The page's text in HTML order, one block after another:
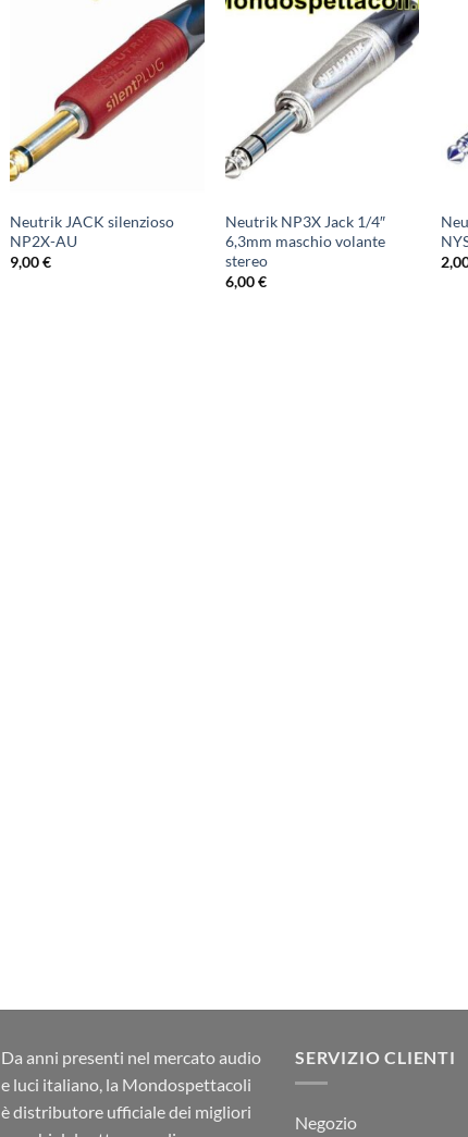
Neutrik JACK silenzioso
NP2X-AU
9,00€
Neutrik NP3X Jack 1/4″
6,3mm maschio volante
stereo
6,00€
Da anni presenti nel mercato audio
e luci italiano, la Mondospettacoli
è distributore ufficiale dei migliori
SERVIZIO CLIENTI
Negozio